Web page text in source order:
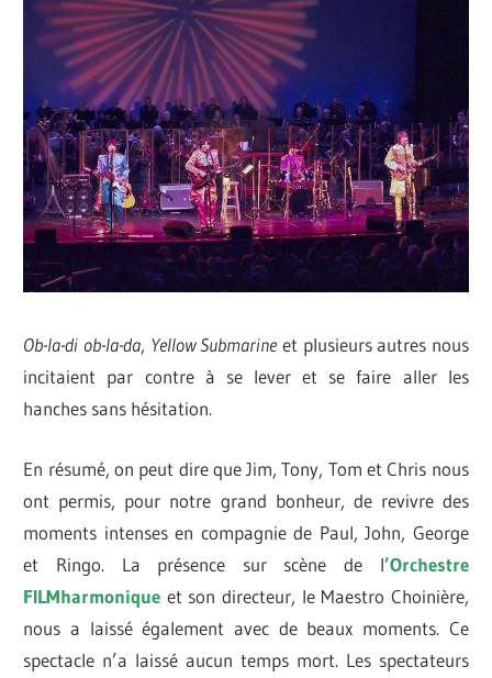
Ob-la-di ob-la-da, Yellow Submarineet plusieurs autres nous
incitaient par contre à se lever et se faire aller les
hanches sans hésitation.
En résumé, on peut dire que Jim, Tony, Tom et Chris nous
ont permis, pour notre grand bonheur, de revivre des
moments intenses en compagnie de Paul, John, George
et Ringo. La présence sur scène de l’Orchestre
FILMharmonique et son directeur, le Maestro Choinière,
nous a laissé également avec de beaux moments. Ce
spectacle n’a laissé aucun temps mort. Les spectateurs